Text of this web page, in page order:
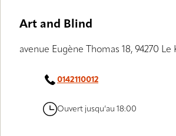
Art and Blind
avenue Eugène Thomas 18, 94270
0142110012
Ouvert jusqu’au 18:00